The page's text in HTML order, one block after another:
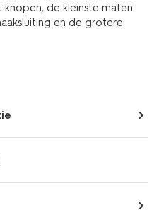
de kleinste maten
en de grotere